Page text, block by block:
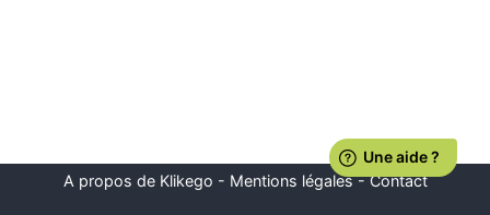
A propos de Klikego - Mentions légales-Contact